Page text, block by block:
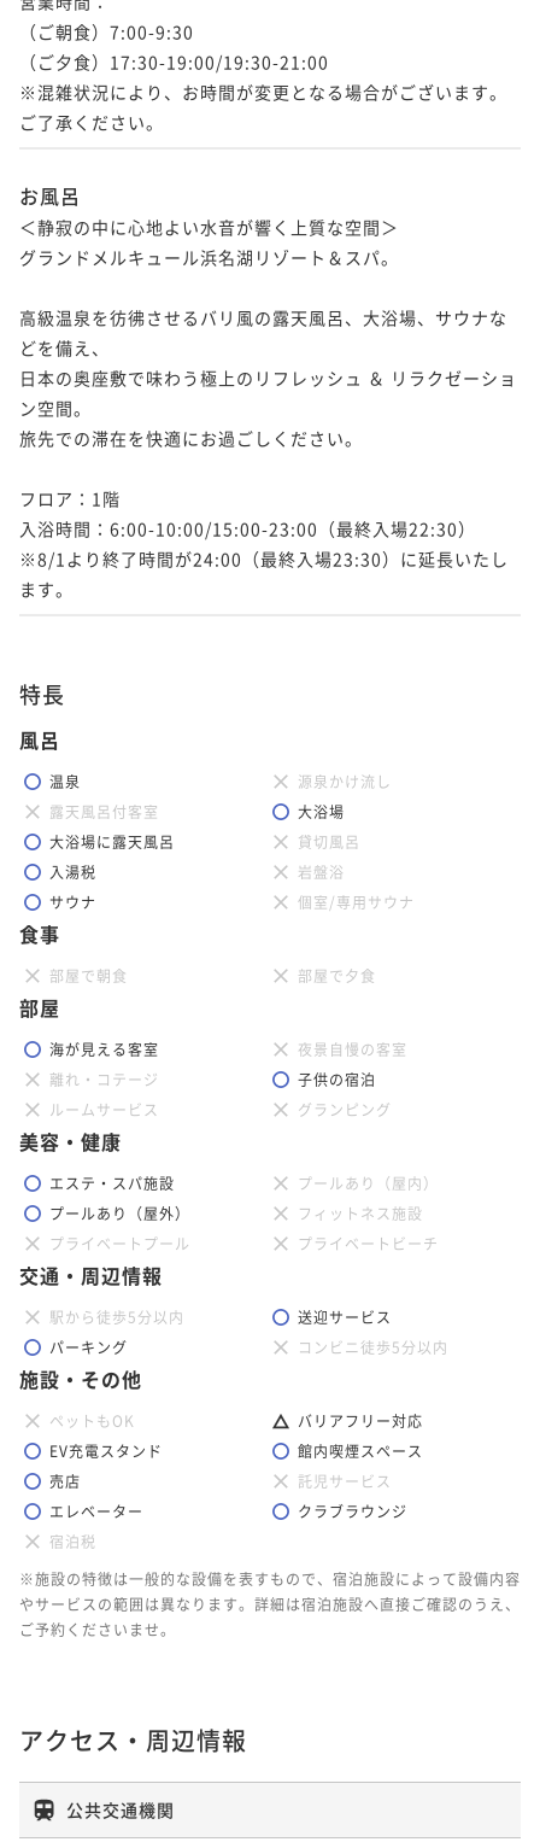
（ご朝食）7:00-9:30
（ご夕食）17:30-19:00/19:30-21:00
※混雑状況により、お時間が変更となる場合がございます。
ご了承ください。
お風呂
＜静寂の中に心地よい水音が響く上質な空間＞
グランドメルキュール浜名湖リゾート＆スパ。
高級温泉を彷彿させるバリ風の露天風呂、大浴場、サウナな
どを備え、
日本の奥座敷で味わう極上のリフレッシュ ＆ リラクゼーショ
ン空間。
旅先での滞在を快適にお過ごしください。
フロア：1階
入浴時間：6:00-10:00/15:00-23:00（最終入場22:30）
※8/1より終了時間が24:00（最終入場23:30）に延長いたし
ます。
特長
風呂
温泉
源泉かけ流し
露天風呂付客室
大浴場
大浴場に露天風呂
貸切風呂
入湯税
岩盤浴
サウナ
個室/専用サウナ
食事
部屋で朝食 部屋で夕食
部屋
海が見える客室
夜景自慢の客室
離れ・コテージ
子供の宿泊
ルームサービス
グランピング
美容・健康
エステ・スパ施設
プールあり（屋内）
プールあり（屋外）
フィットネス施設
プライベートプール
プライベートビーチ
交通・周辺情報
駅から徒歩5分以内
送迎サービス
パーキング
コンビニ徒歩5分以内
施設・その他
ペットもOK
バリアフリー対応
EV充電スタンド
館内喫煙スペース
売店
託児サービス
エレベーター
クラブラウンジ
宿泊税
※施設の特徴は一般的な設備を表すもので、宿泊施設によって設備内容
やサービスの範囲は異なります。詳細は宿泊施設へ直接ご確認のうえ、
ご予約くださいませ。
アクセス・周辺情報
公共交通機関